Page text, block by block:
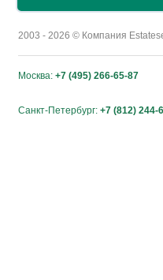
2003 - 2026 © Компания
Москва: +7 (495) 266-65-87
Санкт-Петербург: +7 (812) 244-